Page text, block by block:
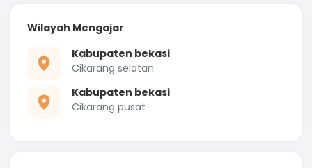
Wilayah Mengajar
Kabupaten bekasi
Cikarang selatan
Kabupaten bekasi
Cikarang pusat